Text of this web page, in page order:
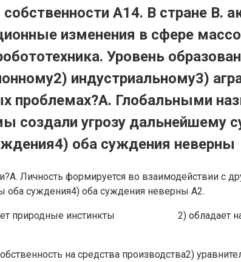
А14. В стране В.
изменения в сфере
Уровень
индустриальному3)
проблемах?А. Глобальными
создали угрозу дальнейшему
оба суждения неверны
Личность формируется во взаимодействии с
оба суждения4) оба суждения неверны А2.
имеет природные инстинкты 2) обладает
на средства производства2)